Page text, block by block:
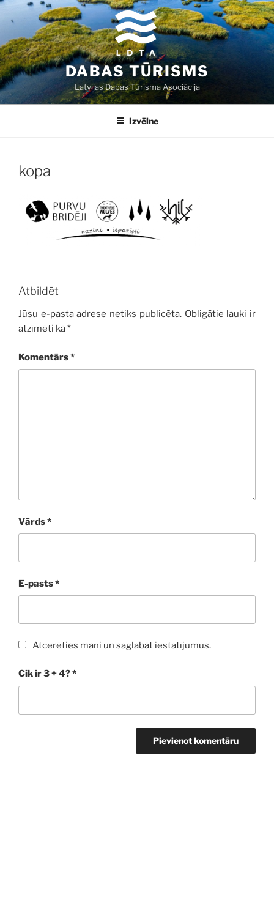
Doties
saturu
DABAS TŪRISMS
Latvijas Dabas Tūrisma Asociācija
Izvēlne
kopa
Atbildēt
Jūsu e-pasta adrese netiks publicēta. Obligātie lauki ir
atzīmēti kā*
Komentārs*
Vārds*
E-pasts*
Atcerēties mani un saglabāt iestatījumus.
Cik ir 3 + 4?*